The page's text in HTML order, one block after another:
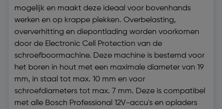
mogelijk en maakt deze ideaal voor bovenhands
werken en op krappe plekken. Overbelasting,
oververhitting en diepontlading worden voorkomen
door de Electronic Cell Protection van de
schroefboormachine. Deze machine is bestemd voor
het boren in hout met een maximale diameter van 19
mm, in staal tot max. 10 mm en voor
schroefdiameters tot max. 7 mm. Deze is compatibel
met alle Bosch Professional 12V-accu's en opladers